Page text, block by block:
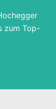
zum Top-